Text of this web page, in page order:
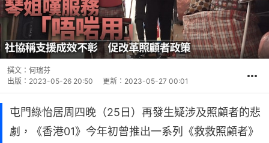
撰文： 何瑞芬
出版： 2023-05-26 20:50 更新： 2023-05-27 00:01
屯門綠怡居周四晚（25日）再發生疑涉及照顧者的悲
劇，《香港01》今年初曾推出一系列《救救照顧者》